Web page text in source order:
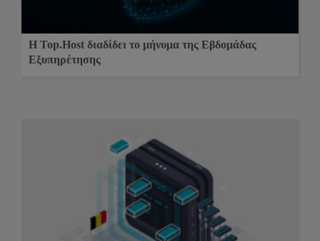
Η Top.Host διαδίδει το μήνυμα της Εβδομάδας
Εξυπηρέτησης